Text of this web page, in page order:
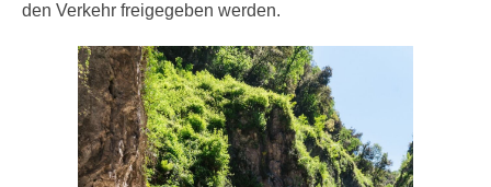
den Verkehr freigegeben werden.